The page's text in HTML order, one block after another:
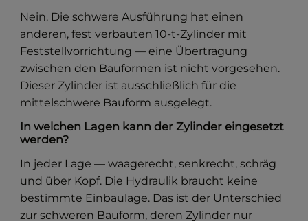
Nein. Die schwere Ausführung hat einen
anderen, fest verbauten 10-t-Zylinder mit
Feststellvorrichtung — eine Übertragung
zwischen den Bauformen ist nicht vorgesehen.
Dieser Zylinder ist ausschließlich für die
mittelschwere Bauform ausgelegt.
In welchen Lagen kann der Zylinder eingesetzt
werden?
In jeder Lage — waagerecht, senkrecht, schräg
und über Kopf. Die Hydraulik braucht keine
bestimmte Einbaulage. Das ist der Unterschied
zur schweren Bauform, deren Zylinder nur